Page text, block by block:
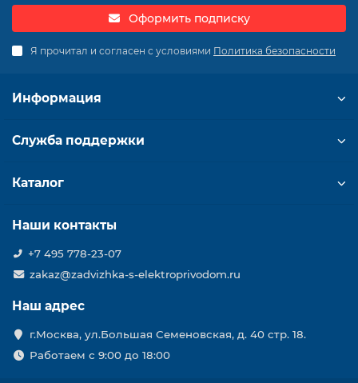
Оформить подписку
Я прочитал и согласен с условиями Политика безопасности
Информация
Служба поддержки
Каталог
Наши контакты
+7 495 778-23-07
zakaz@zadvizhka-s-elektroprivodom.ru
Наш адрес
г.Москва, ул.Большая Семеновская, д. 40 стр. 18.
Работаем с 9:00 до 18:00